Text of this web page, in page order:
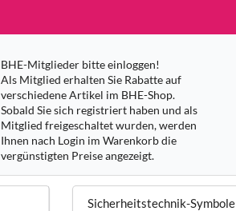
BHE-Mitglieder bitte einloggen!
Als Mitglied erhalten Sie Rabatte auf
verschiedene Artikel im BHE-Shop.
Sobald Sie sich registriert haben und als
Mitglied freigeschaltet wurden, werden
Ihnen nach Login im Warenkorb die
vergünstigten Preise angezeigt.
Sicherheitstechnik-Symbole